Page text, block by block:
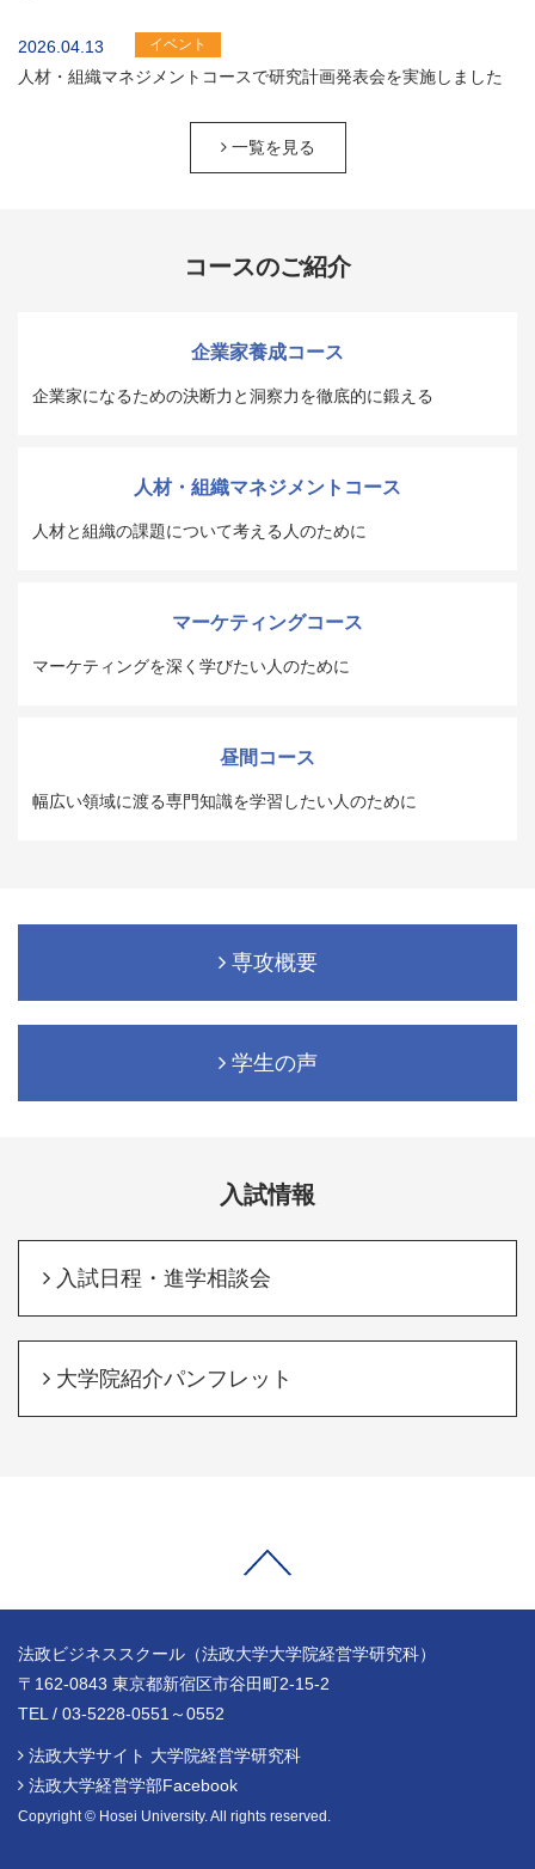
2026.04.13 イベント
人材・組織マネジメントコースで研究計画発表会を実施しました
一覧を見る
コースのご紹介
企業家養成コース
企業家になるための決断力と洞察力を徹底的に鍛える
人材・組織マネジメントコース
人材と組織の課題について考える人のために
マーケティングコース
マーケティングを深く学びたい人のために
昼間コース
幅広い領域に渡る専門知識を学習したい人のために
専攻概要
学生の声
入試情報
入試日程・進学相談会
大学院紹介パンフレット
法政ビジネススクール（法政大学大学院経営学研究科）
〒162-0843 東京都新宿区市谷田町2-15-2
TEL / 03-5228-0551～0552
法政大学サイト 大学院経営学研究科
法政大学経営学部Facebook
Copyright © Hosei University. All rights reserved.